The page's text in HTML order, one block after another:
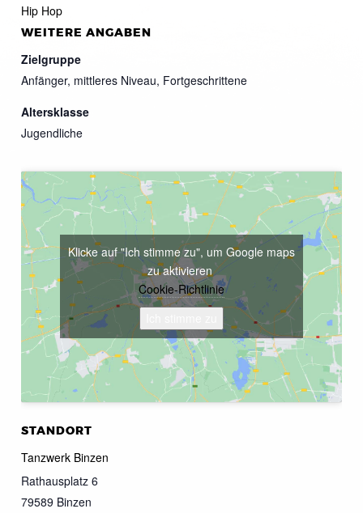
Hip Hop
WEITERE ANGABEN
Zielgruppe
Anfänger, mittleres Niveau, Fortgeschrittene
Altersklasse
Jugendliche
STANDORT
Tanzwerk Binzen
Rathausplatz 6
79589 Binzen
Klicke auf "Ich stimme zu", um Google maps
zu aktivieren
Cookie-Richtlinie